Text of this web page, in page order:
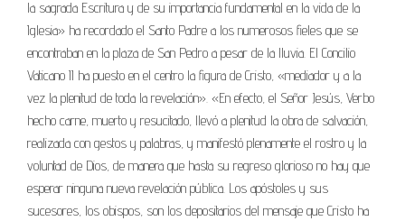
la sagrada Escritura y de su importancia fundamental en la vida de la
Iglesia» ha recordado el Santo Padre a los numerosos fieles que se
encontraban en la plaza de San Pedro a pesar de la lluvia. El Concilio
Vaticano II ha puesto en el centro la figura de Cristo, «mediador y a la
vez la plenitud de toda la revelación». «En efecto, el Señor Jesús, Verbo
hecho carne, muerto y resucitado, llevó a plenitud la obra de salvación,
realizada con gestos y palabras, y manifestó plenamente el rostro y la
voluntad de Dios, de manera que hasta su regreso glorioso no hay que
esperar ninguna nueva revelación pública. Los apóstoles y sus
sucesores, los obispos, son los depositarios del mensaje que Cristo ha